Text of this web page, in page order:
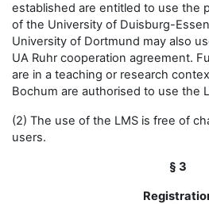
established are entitled to use the
of the University of Duisburg-
University of Dortmund may also
UA Ruhr cooperation agreement.
are in a teaching or research
Bochum are authorised to use the
(2) The use of the LMS is free of
users.
§ 3